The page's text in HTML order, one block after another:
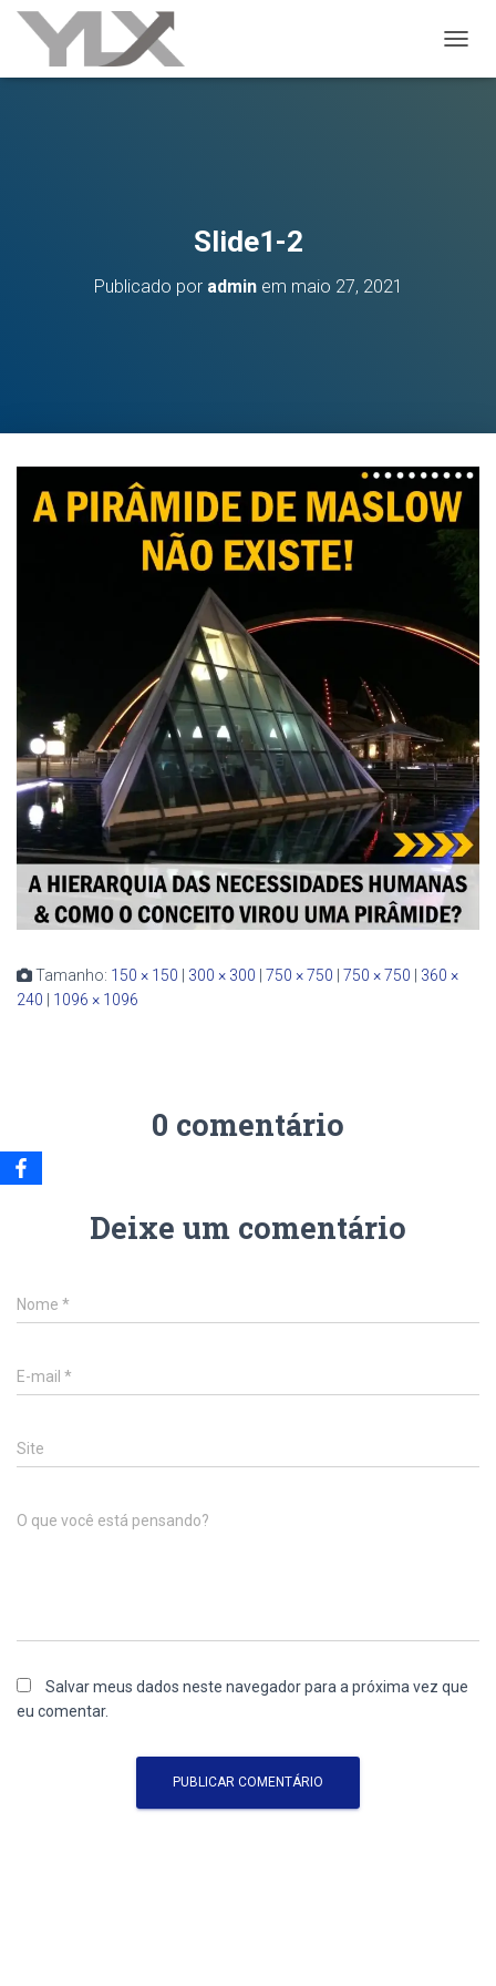
Slide1-2
Publicado por adminem maio 27, 2021
Tamanho: 150 × 150 300 × 300 750 × 750 750 × 750
360 ×
240
1096 × 1096
0 comentário
Deixe um comentário
Nome *
E-mail *
Site
O que você está pensando?
Salvar meus dados neste navegador para a próxima vez que
eu comentar.